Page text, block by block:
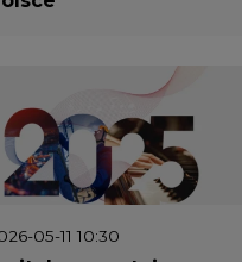
05-11 10:30